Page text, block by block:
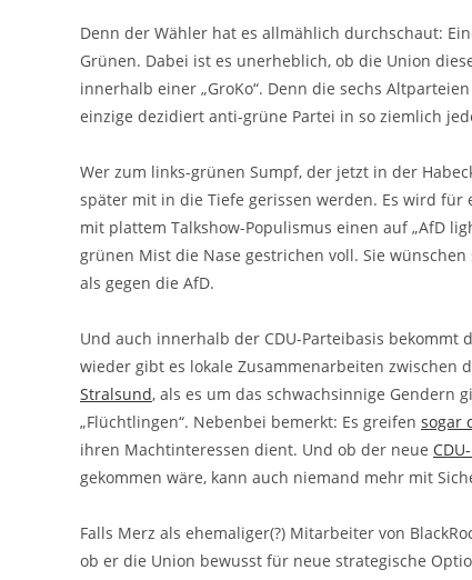
Denn der Wähler hat es allmählich durchschaut:
Grünen. Dabei ist es unerheblich, ob die Union
innerhalb einer „GroKo“. Denn die sechs
einzige dezidiert anti-grüne Partei in so ziemlich
Wer zum links-grünen Sumpf, der jetzt in der
später mit in die Tiefe gerissen werden. Es wird
mit plattem Talkshow-Populismus einen auf „AfD
grünen Mist die Nase gestrichen voll. Sie
als gegen die AfD.
Und auch innerhalb der CDU-Parteibasis bekommt
wieder gibt es lokale Zusammenarbeiten zwischen
Stralsund, als es um das schwachsinnige Gendern
„Flüchtlingen“. Nebenbei bemerkt: Es greifen sogar
ihren Machtinteressen dient. Und ob der neue
gekommen wäre, kann auch niemand mehr mit
Falls Merz als ehemaliger(?) Mitarbeiter von
ob er die Union bewusst für neue strategische